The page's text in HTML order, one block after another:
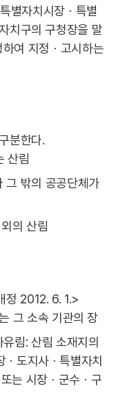
별자치시장ㆍ특별
치구의 구청장을 말
여 지정ㆍ고시하는
분한다.
산림
그 밖의 공공단체가
의 산림
정 2012. 6. 1.>
그 소속 기관의 장
림: 산림 소재지의
도지사ㆍ특별자치
는 시장ㆍ군수ㆍ구